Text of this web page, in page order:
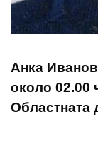
Анка
около 02.00
Областната